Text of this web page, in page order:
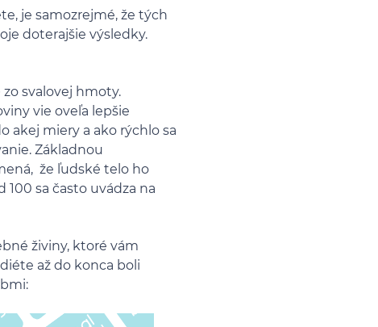
je samozrejmé, že tých
doterajšie výsledky.
svalovej hmoty.
vie oveľa lepšie
akej miery a ako rýchlo sa
Základnou
že ľudské telo ho
sa často uvádza na
živiny, ktoré vám
až do konca boli